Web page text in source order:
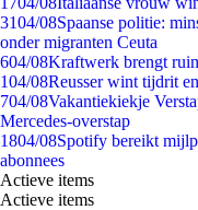
3104/08Spaanse politie:
onder migranten Ceuta
604/08Kraftwerk brengt
104/08Reusser wint tijdrit
704/08Vakantiekiekje
Mercedes-overstap
1804/08Spotify bereikt
abonnees
Actieve items
Actieve items